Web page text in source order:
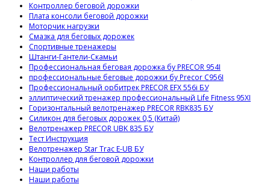
Контроллер беговой дорожки
Плата консоли беговой дорожки
Моторчик нагрузки
Смазка для беговых дорожек
Спортивные тренажеры
Штанги-Гантели-Скамьи
Профессиональная беговая дорожка бу PRECOR 954I
профессиональные беговые дорожки бу Precor C956I
Профессиональный орбитрек PRECOR EFX 556i БУ
эллиптический тренажер профессиональный Life Fitness 95XI
Горизонтальный велотренажер PRECOR RBK835 БУ
Силикон для беговых дорожек 0,5 (Китай)
Велотренажер PRECOR UBK 835 БУ
Тест Инструкция
Велотренажер Star Trac E-UB БУ
Контроллер для беговой дорожки
Наши работы
Наши работы